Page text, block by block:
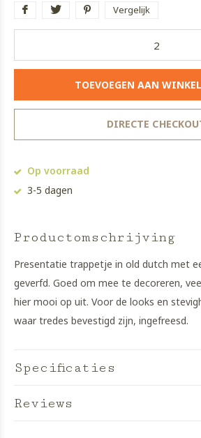
Vergelijk
TOEVOEGEN AAN
DIRECTE
Op voorraad
3-5 dagen
Productomschrijving
Presentatie trappetje in old dutch met
geverfd. Goed om mee te decoreren,
hier mooi op uit. Voor de looks en
waar tredes bevestigd zijn, ingefreesd.
Specificaties
Reviews